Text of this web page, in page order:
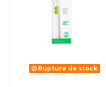
Rupture de stock